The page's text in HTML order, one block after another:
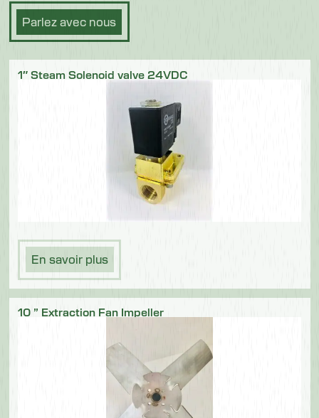
Parlez avec nous
1″ Steam Solenoid valve 24VDC
En savoir plus
10 ” Extraction Fan Impeller